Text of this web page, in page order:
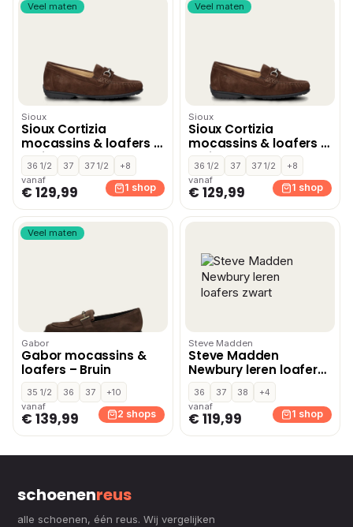
Veel maten
Sioux
Sioux Cortizia
mocassins & loafers –
Bruin
36 1/2 37 37 1/2
+8
vanaf
€ 129,99 1 shop
Veel maten
Sioux
Sioux Cortizia
mocassins & loafers –
Bruin
36 1/2 37 37 1/2
+8
vanaf
€ 129,99 1 shop
Veel maten
Gabor
Gabor mocassins &
loafers – Bruin
35 1/2 36 37
+10
vanaf
€ 139,99 2 shops
Steve Madden
Steve Madden
Newbury leren loafers
zwart
36 37 38
+4
vanaf
€ 119,99 1 shop
schoenenreus
alle schoenen, één reus. Wij vergelijken